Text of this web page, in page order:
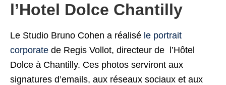
l’Hotel Dolce Chantilly
Le Studio Bruno Cohen a réalisé le portrait
corporate de Regis Vollot, directeur de l’Hôtel
Dolce à Chantilly. Ces photos serviront aux
signatures d’emails, aux réseaux sociaux et aux